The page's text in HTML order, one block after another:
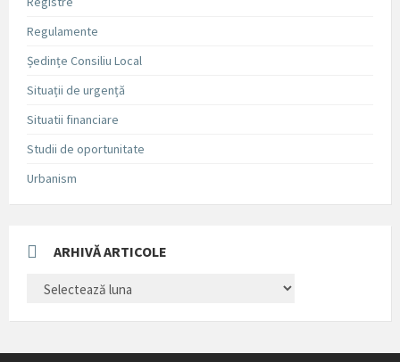
Regulamente
Ședințe Consiliu Local
Situații de urgență
Situatii financiare
Studii de oportunitate
Urbanism
ARHIVĂ ARTICOLE
ARTICOLE